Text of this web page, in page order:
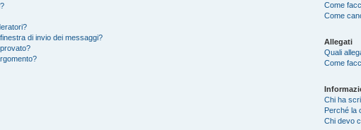
di invio dei messaggi?
Come
Come
Allegati
Quali
Come
Chi ha
Perché la
Chi devo